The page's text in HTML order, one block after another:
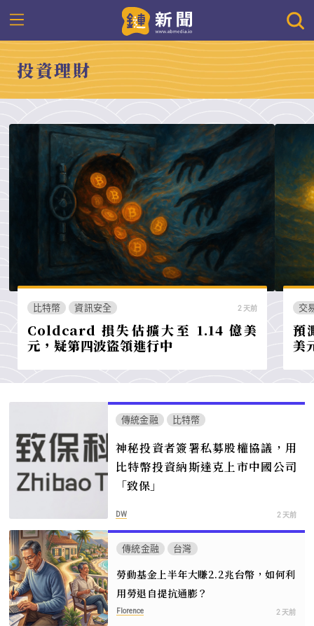
投資理財
比特幣 資訊安全 2 天前
Coldcard 損失估擴大至 1.14 億美
元，疑第四波盜領進行中
交
預
美
傳統金融 比特幣
神秘投資者簽署私募股權協議，用
比特幣投資納斯達克上市中國公司
「致保」
DW 2 天前
傳統金融 台灣
勞動基金上半年大賺2.2兆台幣，如何利
用勞退自提抗通膨？
Florence 2 天前